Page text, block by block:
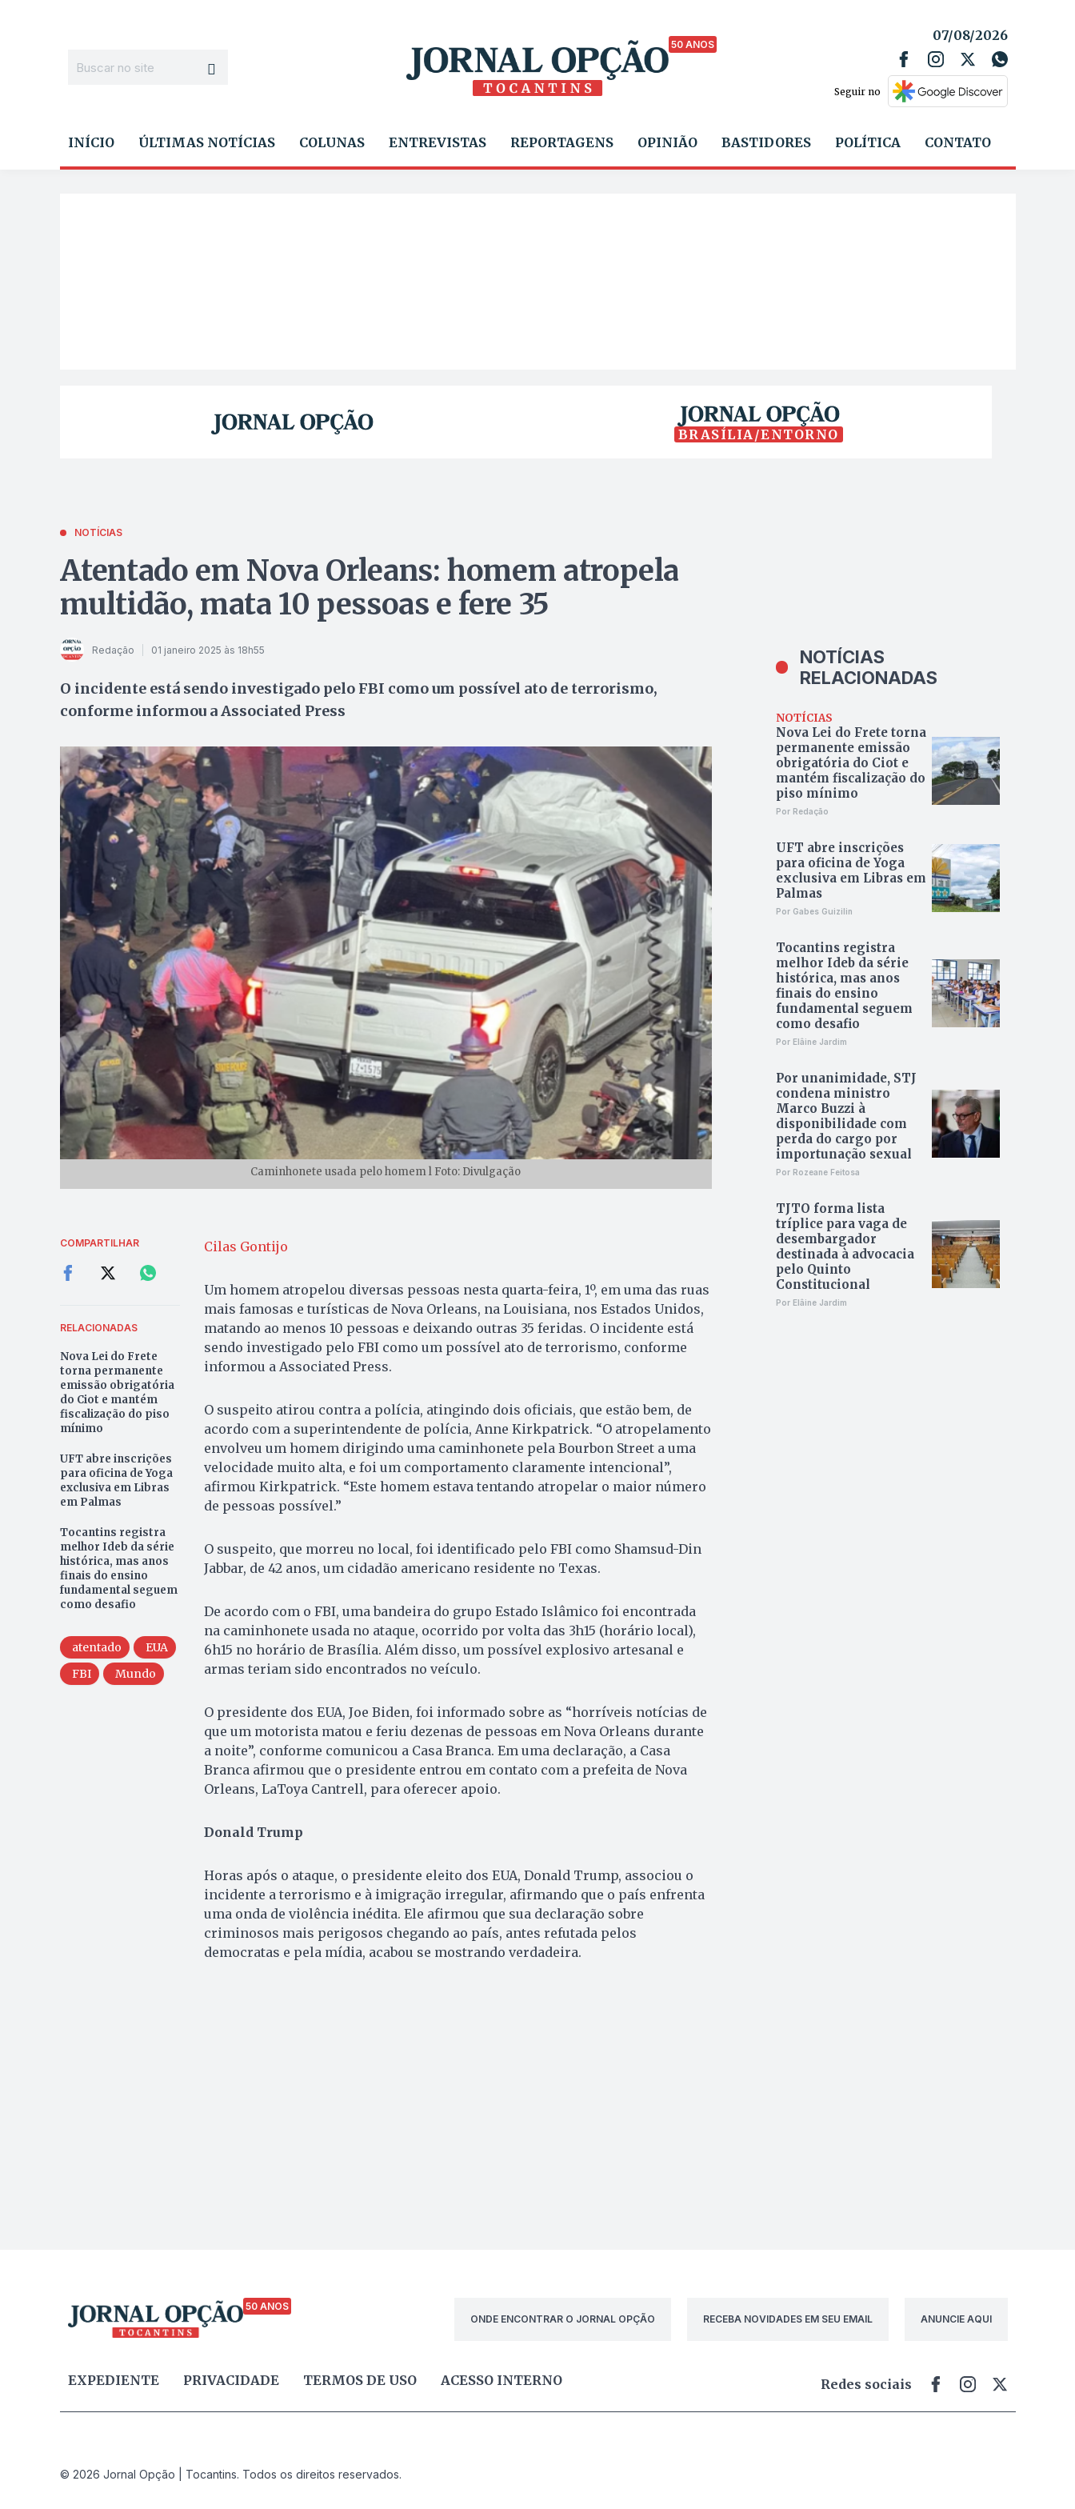
50 ANOS
07/08/2026
Seguir no
INÍCIO ÚLTIMAS NOTÍCIAS COLUNAS ENTREVISTAS REPORTAGENS OPINIÃO BASTIDORES POLÍTICA CONTATO
BRASÍLIA/ENTORNO
NOTÍCIAS
Atentado em Nova Orleans: homem atropela
multidão, mata 10 pessoas e fere 35
Redação 01 janeiro 2025 às 18h55
O incidente está sendo investigado pelo FBI como um possível ato de terrorismo,
conforme informou a Associated Press
Caminhonete usada pelo homem l Foto: Divulgação
COMPARTILHAR
RELACIONADAS
Nova Lei do Frete
torna permanente
emissão obrigatória
do Ciot e mantém
fiscalização do piso
mínimo
UFT abre inscrições
para oficina de Yoga
exclusiva em Libras
em Palmas
Tocantins registra
melhor Ideb da série
histórica, mas anos
finais do ensino
fundamental seguem
como desafio
atentado
EUA
FBI
Mundo
Cilas Gontijo
Um homem atropelou diversas pessoas nesta quarta-feira, 1º, em uma das ruas
mais famosas e turísticas de Nova Orleans, na Louisiana, nos Estados Unidos,
matando ao menos 10 pessoas e deixando outras 35 feridas. O incidente está
sendo investigado pelo FBI como um possível ato de terrorismo, conforme
informou a Associated Press.
O suspeito atirou contra a polícia, atingindo dois oficiais, que estão bem, de
acordo com a superintendente de polícia, Anne Kirkpatrick. “O atropelamento
envolveu um homem dirigindo uma caminhonete pela Bourbon Street a uma
velocidade muito alta, e foi um comportamento claramente intencional”,
afirmou Kirkpatrick. “Este homem estava tentando atropelar o maior número
de pessoas possível.”
O suspeito, que morreu no local, foi identificado pelo FBI como Shamsud-Din
Jabbar, de 42 anos, um cidadão americano residente no Texas.
De acordo com o FBI, uma bandeira do grupo Estado Islâmico foi encontrada
na caminhonete usada no ataque, ocorrido por volta das 3h15 (horário local),
6h15 no horário de Brasília. Além disso, um possível explosivo artesanal e
armas teriam sido encontrados no veículo.
O presidente dos EUA, Joe Biden, foi informado sobre as “horríveis notícias de
que um motorista matou e feriu dezenas de pessoas em Nova Orleans durante
a noite”, conforme comunicou a Casa Branca. Em uma declaração, a Casa
Branca afirmou que o presidente entrou em contato com a prefeita de Nova
Orleans, LaToya Cantrell, para oferecer apoio.
Donald Trump
Horas após o ataque, o presidente eleito dos EUA, Donald Trump, associou o
incidente a terrorismo e à imigração irregular, afirmando que o país enfrenta
uma onda de violência inédita. Ele afirmou que sua declaração sobre
criminosos mais perigosos chegando ao país, antes refutada pelos
democratas e pela mídia, acabou se mostrando verdadeira.
NOTÍCIAS
RELACIONADAS
NOTÍCIAS
Nova Lei do Frete torna
permanente emissão
obrigatória do Ciot e
mantém fiscalização do
piso mínimo
Por Redação
UFT abre inscrições
para oficina de Yoga
exclusiva em Libras em
Palmas
Por Gabes Guizilin
Tocantins registra
melhor Ideb da série
histórica, mas anos
finais do ensino
fundamental seguem
como desafio
Por Elâine Jardim
Por unanimidade, STJ
condena ministro
Marco Buzzi à
disponibilidade com
perda do cargo por
importunação sexual
Por Rozeane Feitosa
TJTO forma lista
tríplice para vaga de
desembargador
destinada à advocacia
pelo Quinto
Constitucional
Por Elâine Jardim
50 ANOS
ONDE ENCONTRAR O JORNAL OPÇÃO
RECEBA NOVIDADES EM SEU EMAIL ANUNCIE AQUI
EXPEDIENTE PRIVACIDADE TERMOS DE USO ACESSO INTERNO Redes sociais
© 2026 Jornal Opção | Tocantins. Todos os direitos reservados.